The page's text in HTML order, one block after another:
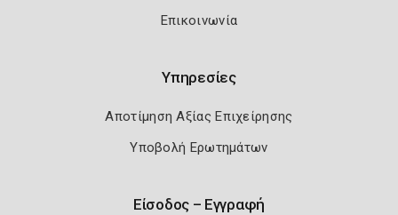
Επικοινωνία
Υπηρεσίες
Αποτίμηση Αξίας Επιχείρησης
Υποβολή Ερωτημάτων
Είσοδος – Εγγραφή